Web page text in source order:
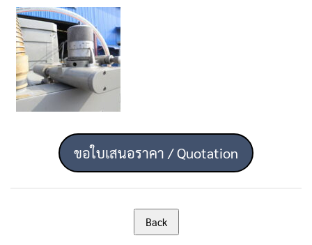
ขอใบเสนอราคา / Quotation